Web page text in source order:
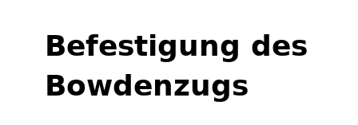
Befestigung des
Bowdenzugs